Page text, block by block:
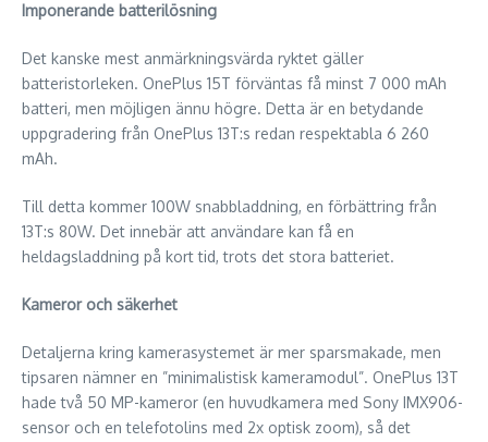
Imponerande batterilösning
Det kanske mest anmärkningsvärda ryktet gäller
batteristorleken. OnePlus 15T förväntas få minst 7 000 mAh
batteri, men möjligen ännu högre. Detta är en betydande
uppgradering från OnePlus 13T:s redan respektabla 6 260
mAh.
Till detta kommer 100W snabbladdning, en förbättring från
13T:s 80W. Det innebär att användare kan få en
heldagsladdning på kort tid, trots det stora batteriet.
Kameror och säkerhet
Detaljerna kring kamerasystemet är mer sparsmakade, men
tipsaren nämner en ”minimalistisk kameramodul”. OnePlus 13T
hade två 50 MP-kameror (en huvudkamera med Sony IMX906-
sensor och en telefotolins med 2x optisk zoom), så det